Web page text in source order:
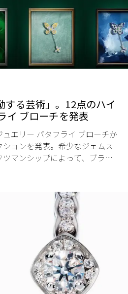
する芸術」。12点のハイ
イ ブローチを発表
エリー バタフライ ブローチか
ョンを発表。希少なジェムス
マンシップによって、ブラン
新たな生命を吹き込む。